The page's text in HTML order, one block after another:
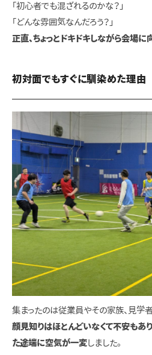
「初心者でも混ざれるのかな？」
「どんな雰囲気なんだろう？」
正直、ちょっとドキドキしながら会場
初対面でもすぐに馴染めた理由
集まったのは従業員やその家族、見学
顔見知りはほとんどいなくて不安もあ
た途端に空気が一変しました。